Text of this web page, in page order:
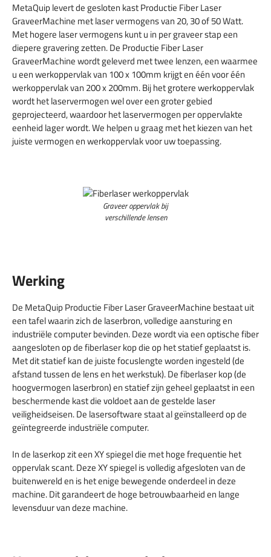
MetaQuip levert de gesloten kast Productie Fiber Laser
GraveerMachine met laser vermogens van 20, 30 of 50 Watt.
Met hogere laser vermogens kunt u in per graveer stap een
diepere gravering zetten. De Productie Fiber Laser
GraveerMachine wordt geleverd met twee lenzen, een waarmee
u een werkoppervlak van 100 x 100mm krijgt en één voor één
werkoppervlak van 200 x 200mm. Bij het grotere werkoppervlak
wordt het laservermogen wel over een groter gebied
geprojecteerd, waardoor het laservermogen per oppervlakte
eenheid lager wordt. We helpen u graag met het kiezen van het
juiste vermogen en werkoppervlak voor uw toepassing.
Graveer oppervlak bij
verschillende lensen
Werking
De MetaQuip Productie Fiber Laser GraveerMachine bestaat uit
een tafel waarin zich de laserbron, volledige aansturing en
industriële computer bevinden. Deze wordt via een optische fiber
aangesloten op de fiberlaser kop die op het statief geplaatst is.
Met dit statief kan de juiste focuslengte worden ingesteld (de
afstand tussen de lens en het werkstuk). De fiberlaser kop (de
hoogvermogen laserbron) en statief zijn geheel geplaatst in een
beschermende kast die voldoet aan de gestelde laser
veiligheidseisen. De lasersoftware staat al geïnstalleerd op de
geïntegreerde industriële computer.
In de laserkop zit een XY spiegel die met hoge frequentie het
oppervlak scant. Deze XY spiegel is volledig afgesloten van de
buitenwereld en is het enige bewegende onderdeel in deze
machine. Dit garandeert de hoge betrouwbaarheid en lange
levensduur van deze machine.